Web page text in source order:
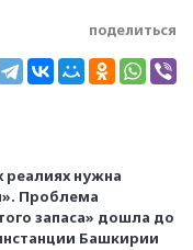
поделиться
реалиях нужна
Проблема
запаса» дошла до
Башкирии